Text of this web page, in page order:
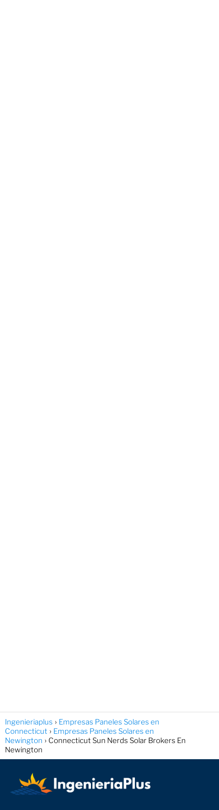
Ingenieriaplus
Empresas Paneles Solares en
Connecticut
Empresas Paneles Solares en
Newington
Connecticut Sun Nerds Solar Brokers En
Newington